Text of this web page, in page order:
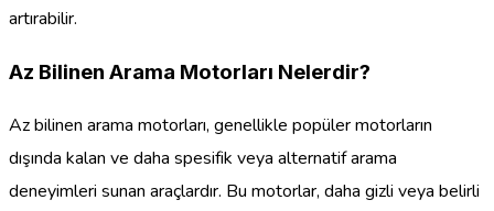
artırabilir.
Az Bilinen Arama Motorları Nelerdir?
Az bilinen arama motorları, genellikle popüler motorların
dışında kalan ve daha spesifik veya alternatif arama
deneyimleri sunan araçlardır. Bu motorlar, daha gizli veya belirli